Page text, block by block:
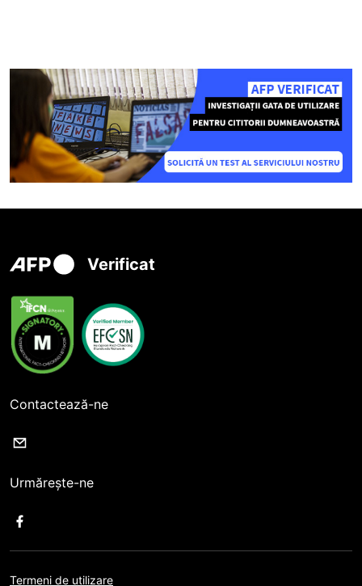
Verificat
Contactează-ne
Urmărește-ne
Termeni de utilizare